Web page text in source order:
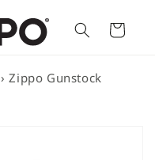
Cart
›Zippo Gunstock